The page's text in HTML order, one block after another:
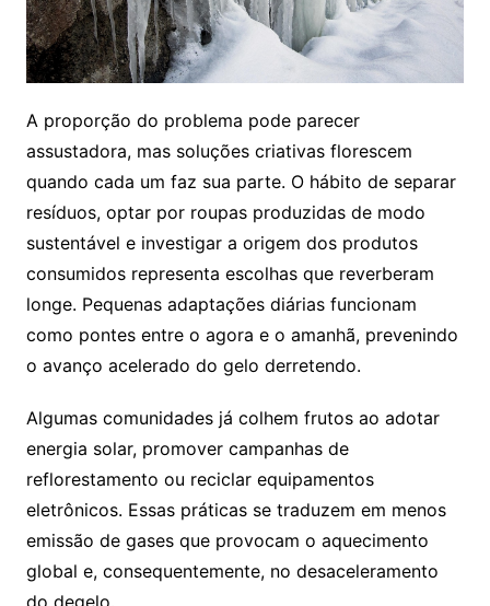
A proporção do problema pode parecer
assustadora, mas soluções criativas florescem
quando cada um faz sua parte. O hábito de separar
resíduos, optar por roupas produzidas de modo
sustentável e investigar a origem dos produtos
consumidos representa escolhas que reverberam
longe. Pequenas adaptações diárias funcionam
como pontes entre o agora e o amanhã, prevenindo
o avanço acelerado do gelo derretendo.
Algumas comunidades já colhem frutos ao adotar
energia solar, promover campanhas de
reflorestamento ou reciclar equipamentos
eletrônicos. Essas práticas se traduzem em menos
emissão de gases que provocam o aquecimento
global e, consequentemente, no desaceleramento